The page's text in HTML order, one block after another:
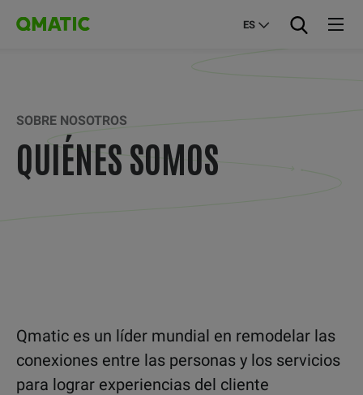
ES
SOBRE NOSOTROS
QUIÉNES SOMOS
Qmatic es un líder mundial en remodelar las
conexiones entre las personas y los servicios
para lograr experiencias del cliente